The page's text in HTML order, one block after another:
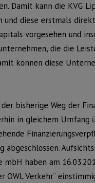
Damit kann die KVG
und diese erstmals
vorgesehen und
die die
können diese
bisherige Weg der
in gleichem Umfang
haben am
Verkehr“